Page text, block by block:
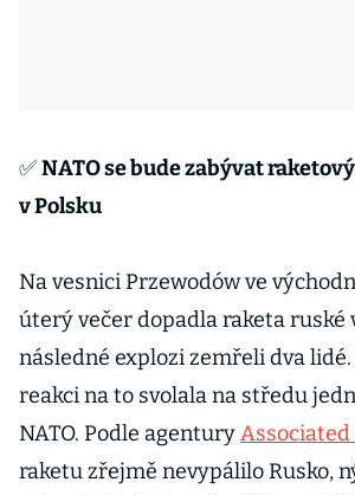
✅NATO se bude zabývat
v Polsku
Na vesnici Przewodów ve
úterý večer dopadla raketa ruské
následné explozi zemřeli dva lidé.
reakci na to svolala na středu
NATO. Podle agenturyAssociated
raketu zřejmě nevypálilo Rusko,